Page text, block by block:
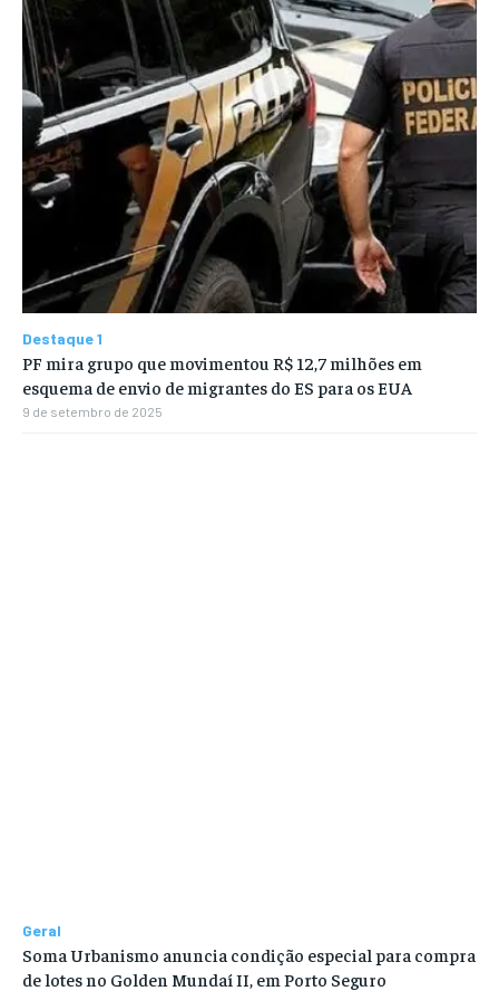
Destaque 1
PF mira grupo que movimentou R$ 12,7 milhões em
esquema de envio de migrantes do ES para os EUA
9 de setembro de 2025
Geral
Soma Urbanismo anuncia condição especial para compra
de lotes no Golden Mundaí II, em Porto Seguro